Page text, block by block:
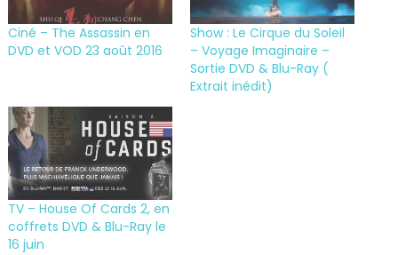
Ciné – The Assassin en
DVD et VOD 23 août 2016
Show : Le Cirque du Soleil
– Voyage Imaginaire –
Sortie DVD & Blu-Ray (
Extrait inédit)
TV – House Of Cards 2, en
coffrets DVD & Blu-Ray le
16 juin